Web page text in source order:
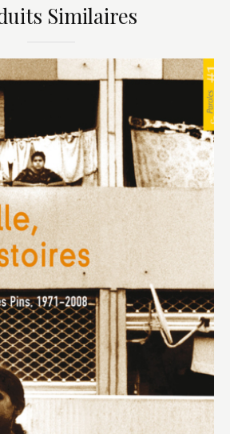
Similaires